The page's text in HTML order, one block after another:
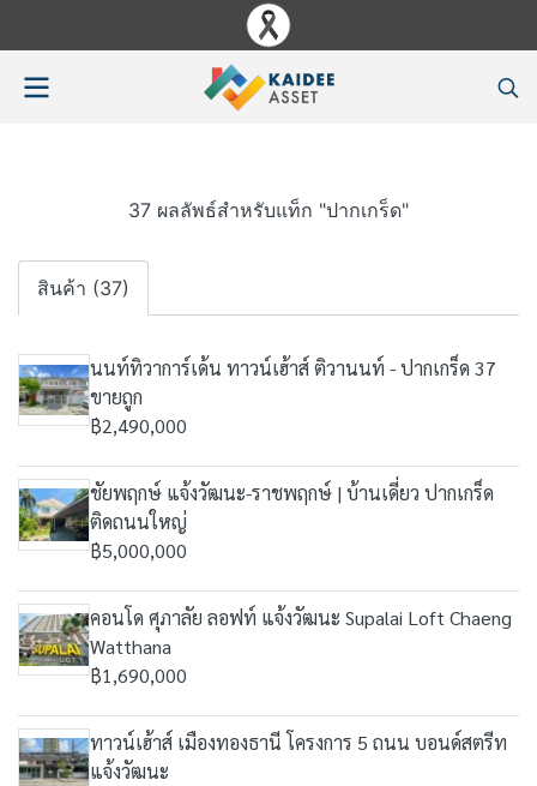
37 ผลลัพธ์สำหรับแท็ก "ปากเกร็ด"
สินค้า (37)
นนท์ทิวาการ์เด้น ทาวน์เฮ้าส์ ติวานนท์ - ปากเกร็ด 37
ขายถูก
฿2,490,000
ชัยพฤกษ์ แจ้งวัฒนะ-ราชพฤกษ์ | บ้านเดี่ยว ปากเกร็ด
ติดถนนใหญ่
฿5,000,000
คอนโด ศุภาลัย ลอฟท์ แจ้งวัฒนะ Supalai Loft Chaeng
Watthana
฿1,690,000
ทาวน์เฮ้าส์ เมืองทองธานี โครงการ 5 ถนน บอนด์สตรีท
แจ้งวัฒนะ